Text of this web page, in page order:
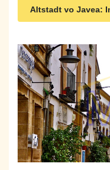
Altstadt vo Javea: